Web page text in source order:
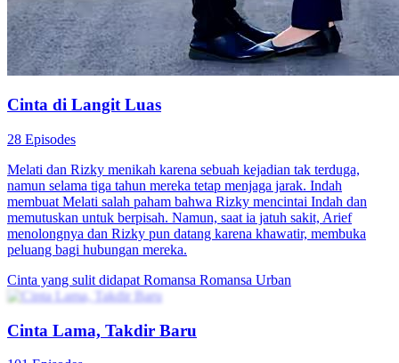
91 Episodes
Lu Yu adalah putra tertua adipati dan dia jatuh cinta dengan Lan Zhi
pada pandangan pertama. Di saat yang bersamaan, Lan Zhi yang
dan Gu Xing menyelamatkannya. Setelah berterima kasih, rasa cinta
juga tumbuh di hati mereka. Sejak itu, kish cinta setiga yang rumit di
antara mereka pun dimulai.
Cinta yang pahit
Romansa Periode Romantis
Tak Bisa Lari dari Cinta
100 Episodes
Dewi Danu dipaksa menikah dengan Arya Pratama, namun Arya
justru menunjukkan cinta pada Lina Pratama di depan Dewi. Dewi
angkatnya. Setelah Dewi hamil dan diculik, Arya
menyelamatkannya. Lewat berbagai konflik, Dewi dan Arya
akhirnya menyadari cinta sejati mereka.